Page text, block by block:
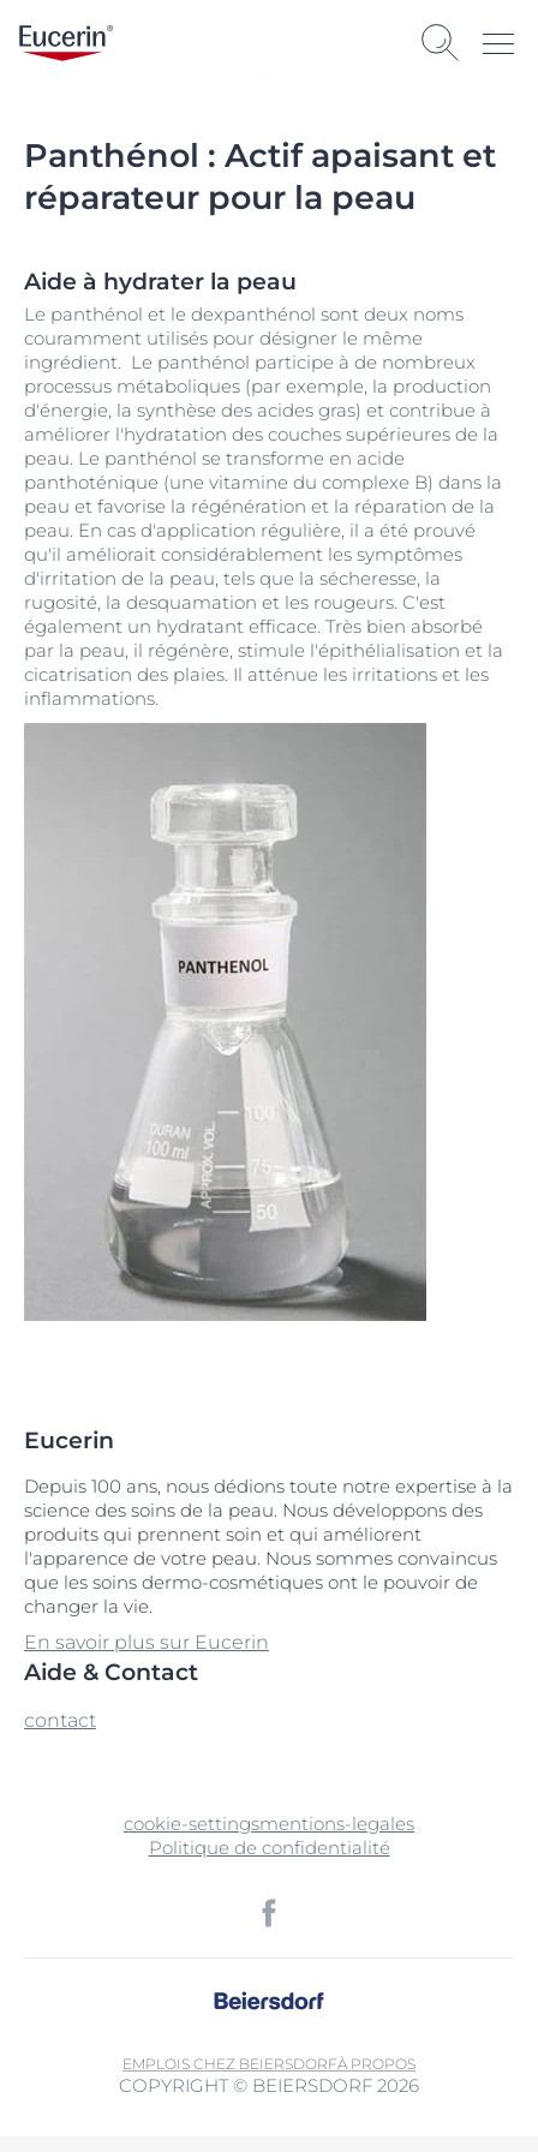
Panthénol : Actif apaisant et
réparateur pour la peau
Aide à hydrater la peau
Le panthénol et le dexpanthénol sont deux noms
couramment utilisés pour désigner le même
ingrédient. Le panthénol participe à de nombreux
processus métaboliques (par exemple, la production
d'énergie, la synthèse des acides gras) et contribue à
améliorer l'hydratation des couches supérieures de la
peau. Le panthénol se transforme en acide
panthoténique (une vitamine du complexe B) dans la
peau et favorise la régénération et la réparation de la
peau. En cas d'application régulière, il a été prouvé
qu'il améliorait considérablement les symptômes
d'irritation de la peau, tels que la sécheresse, la
rugosité, la desquamation et les rougeurs. C'est
également un hydratant efficace. Très bien absorbé
par la peau, il régénère, stimule l'épithélialisation et la
cicatrisation des plaies. Il atténue les irritations et les
inflammations.
Eucerin
Depuis 100 ans, nous dédions toute notre expertise à la
science des soins de la peau. Nous développons des
produits qui prennent soin et qui améliorent
l'apparence de votre peau. Nous sommes convaincus
que les soins dermo-cosmétiques ont le pouvoir de
changer la vie.
En savoir plus sur Eucerin
Aide & Contact
contact
cookie-settingsmentions-legales
Politique de confidentialité
EMPLOIS CHEZ BEIERSDORFÀ PROPOS
COPYRIGHT © BEIERSDORF 2026